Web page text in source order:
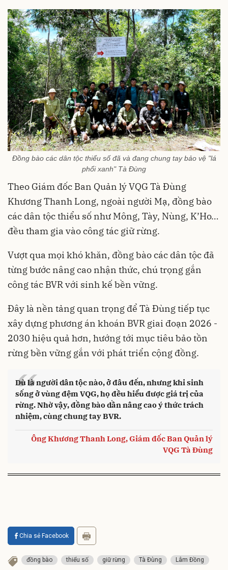
Đồng bào các dân tộc thiểu số đã và đang chung tay bảo vệ "lá
phổi xanh" Tà Đùng
Theo Giám đốc Ban Quản lý VQG Tà Đùng
Khương Thanh Long, ngoài người Mạ, đồng bào
các dân tộc thiểu số như Mông, Tày, Nùng, K’Ho…
đều tham gia vào công tác giữ rừng.
Vượt qua mọi khó khăn, đồng bào các dân tộc đã
từng bước nâng cao nhận thức, chú trọng gắn
công tác BVR với sinh kế bền vững.
Đây là nền tảng quan trọng để Tà Đùng tiếp tục
xây dựng phương án khoán BVR giai đoạn 2026 -
2030 hiệu quả hơn, hướng tới mục tiêu bảo tồn
rừng bền vững gắn với phát triển cộng đồng.
“
Dù là người dân tộc nào, ở đâu đến, nhưng khi sinh
sống ở vùng đệm VQG, họ đều hiểu được giá trị của
rừng. Nhờ vậy, đồng bào dần nâng cao ý thức trách
nhiệm, cùng chung tay BVR.
Ông Khương Thanh Long, Giám đốc Ban Quản lý
VQG Tà Đùng
Chia sẻ Facebook
đồng bào thiểu số giữ rừng Tà Đùng Lâm Đồng